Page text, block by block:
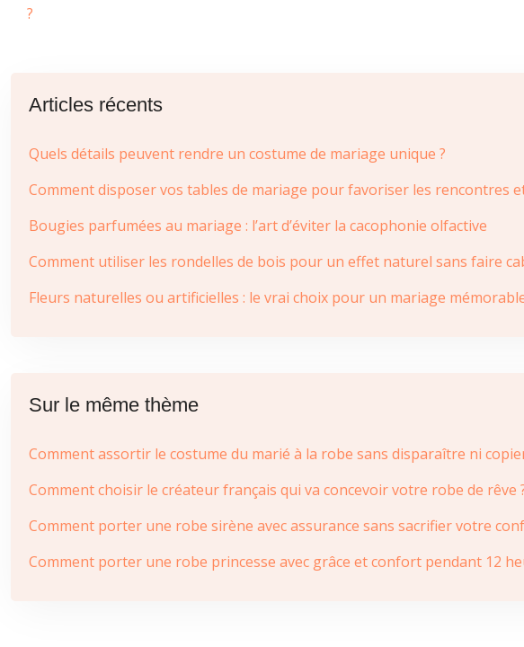
?
Articles récents
Quels détails peuvent rendre un costume de mariage unique ?
Comment disposer vos tables de mariage pour favoriser les rencontres
Bougies parfumées au mariage : l’art d’éviter la cacophonie olfactive
Comment utiliser les rondelles de bois pour un effet naturel sans faire
Fleurs naturelles ou artificielles : le vrai choix pour un mariage
Sur le même thème
Comment assortir le costume du marié à la robe sans disparaître ni
Comment choisir le créateur français qui va concevoir votre robe de rêve
Comment porter une robe sirène avec assurance sans sacrifier votre
Comment porter une robe princesse avec grâce et confort pendant 12